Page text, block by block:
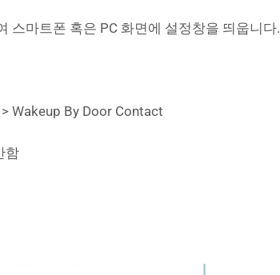
스마트폰 혹은 PC 화면에 설정창을 띄웁니다.
Wakeup By Door Contact
함